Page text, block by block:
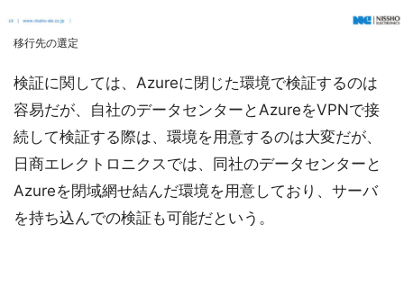
移行先の選定
検証に関しては、Azureに閉じた環境で検証するのは
容易だが、自社のデータセンターとAzureをVPNで接
続して検証する際は、環境を用意するのは大変だが、
日商エレクトロニクスでは、同社のデータセンターと
Azureを閉域網せ結んだ環境を用意しており、サーバ
を持ち込んでの検証も可能だという。